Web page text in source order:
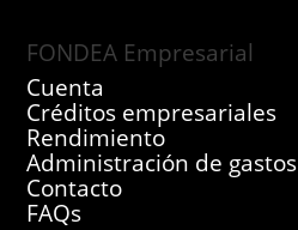
FONDEA Empresarial
Cuenta
Créditos empresariales
Rendimiento
Administración de gastos
Contacto
FAQs